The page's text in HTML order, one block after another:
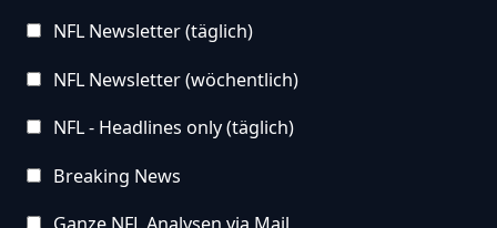
NFL Newsletter (täglich)
NFL Newsletter (wöchentlich)
NFL - Headlines only (täglich)
Breaking News